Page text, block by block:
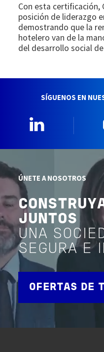
Con esta certificación,
posición de liderazgo
demostrando que la
hotelero van de la
del desarrollo social
SÍGUENOS EN
ÚNETE A NOSOTROS
JUNTOS
UNA
SEGURA E
OFERTAS DE